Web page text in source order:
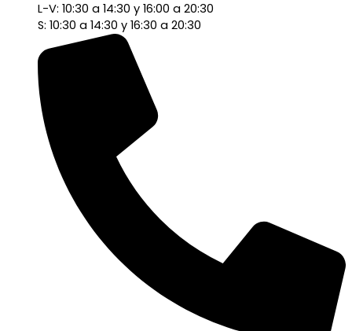
L-V: 10:30 a 14:30 y 16:00 a 20:30
S: 10:30 a 14:30 y 16:30 a 20:30